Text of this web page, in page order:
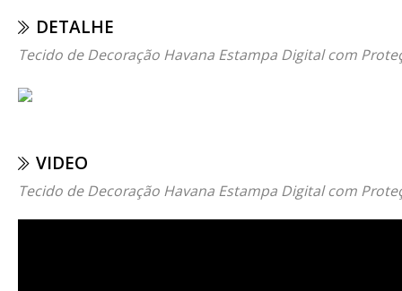
DETALHE
Tecido de Decoração Havana Estampa Digital com
VIDEO
Tecido de Decoração Havana Estampa Digital com